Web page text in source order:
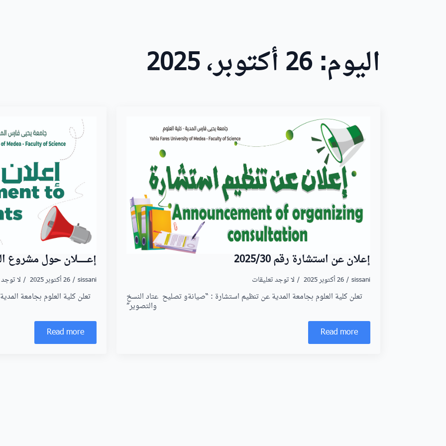
اليوم:26 أكتوبر، 2025
إعلان عن استشارة رقم 2025/30
sissani 26 أكتوبر 2025 لا توجد تعليقات
تعلن كلية العلوم بجامعة المدية عن تنظيم استشارة : “صيانةو تصليح عتاد النسخ
والتصوير”
Read more
إعـــــــــلان حول
sissani 26 أكتوبر 2025 لا
تعلن كلية العلوم بجامعة
Read more